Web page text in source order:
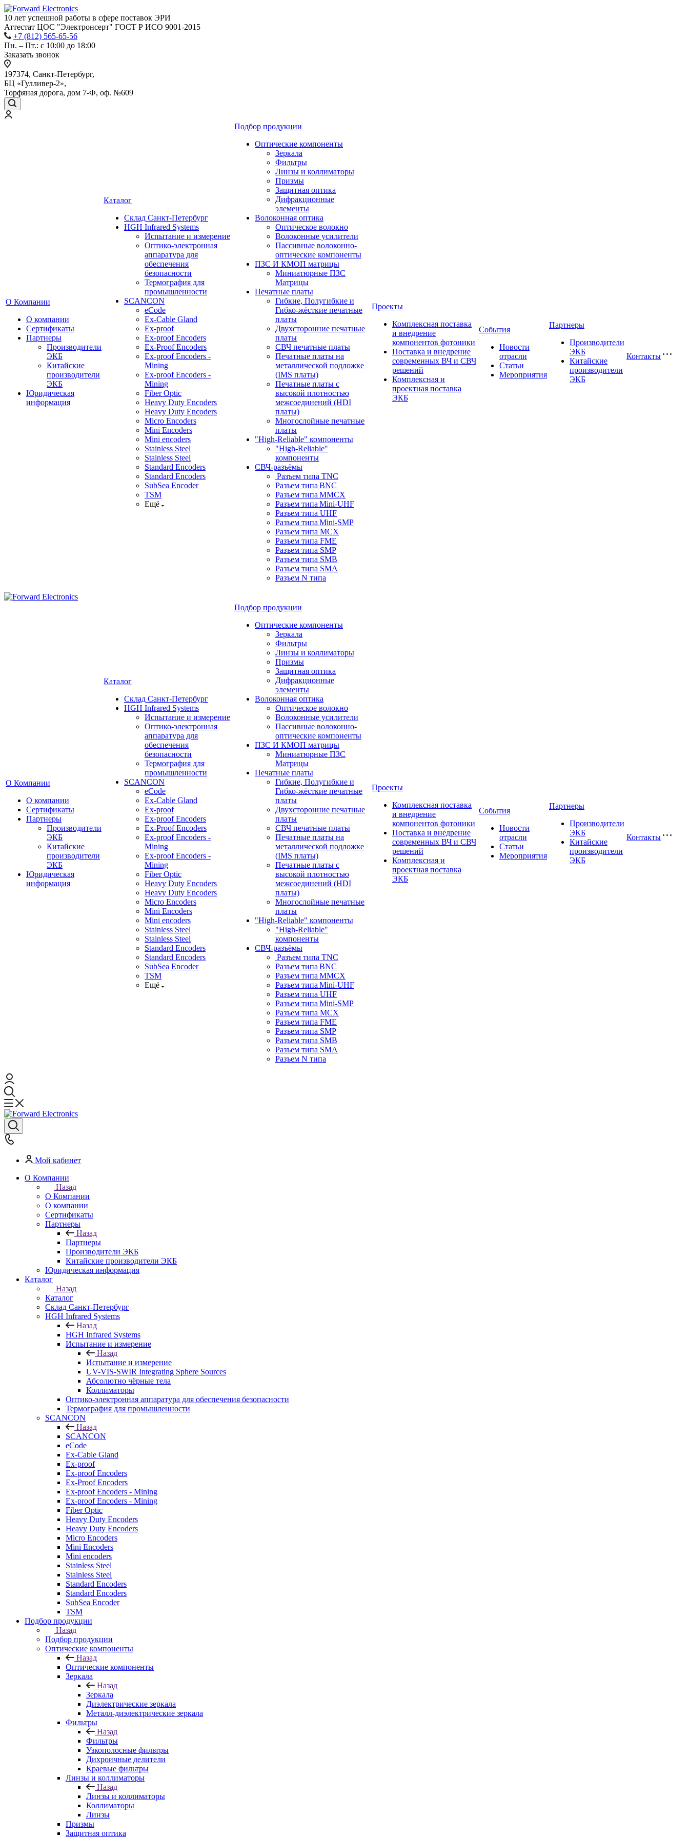
10 лет успешной работы в сфере поставок ЭРИ
Аттестат ЦОС "Электронсерт" ГОСТ Р ИСО 9001-2015
+7 (812) 565-65-56
Пн. – Пт.: с 10:00 до 18:00
Заказать звонок
197374, Санкт-Петербург,
БЦ «Гулливер-2»,
Торфяная дорога, дом 7-Ф, оф. №609
О Компании
О компании
Сертификаты
Партнеры
Производители
ЭКБ
Китайские
производители
ЭКБ
Юридическая
информация
Каталог
Cклад Санкт-Петербург
HGH Infrared Systems
Испытание и измерение
Оптико-электронная
аппаратура для
обеспечения
безопасности
Термография для
промышленности
SCANCON
eCode
Ex-Cable Gland
Ex-proof
Ex-proof Encoders
Ex-Proof Encoders
Ex-proof Encoders -
Mining
Ex-proof Encoders -
Mining
Fiber Optic
Heavy Duty Encoders
Heavy Duty Encoders
Micro Encoders
Mini Encoders
Mini encoders
Stainless Steel
Stainless Steel
Standard Encoders
Standard Encoders
SubSea Encoder
TSM
Ещё
Подбор продукции
Оптические компоненты
Зеркала
Фильтры
Линзы и коллиматоры
Призмы
Защитная оптика
Дифракционные
элементы
Волоконная оптика
Оптическое волокно
Волоконные усилители
Пассивные волоконно-
оптические компоненты
ПЗС И КМОП матрицы
Миниатюрные ПЗС
Матрицы
Печатные платы
Гибкие, Полугибкие и
Гибко-жёсткие печатные
платы
Двухсторонние печатные
платы
СВЧ печатные платы
Печатные платы на
металлической подложке
(IMS платы)
Печатные платы с
высокой плотностью
межсоединений (HDI
платы)
Многослойные печатные
платы
"High-Reliable" компоненты
"High-Reliable"
компоненты
СВЧ-разъёмы
Разъем типа TNC
Разъем типа BNC
Разъем типа MMCX
Разъем типа Mini-UHF
Разъем типа UHF
Разъем типа Mini-SMP
Разъем типа MCX
Разъем типа FME
Разъем типа SMP
Разъем типа SMB
Разъем типа SMA
Разъем N типа
Проекты
Комплексная поставка
и внедрение
компонентов фотоники
Поставка и внедрение
современных ВЧ и СВЧ
решений
Комплексная и
проектная поставка
ЭКБ
События
Новости
отрасли
Статьи
Мероприятия
Партнеры
Производители
ЭКБ
Китайские
производители
ЭКБ
Контакты
О Компании
О компании
Сертификаты
Партнеры
Производители
ЭКБ
Китайские
производители
ЭКБ
Юридическая
информация
Каталог
Cклад Санкт-Петербург
HGH Infrared Systems
Испытание и измерение
Оптико-электронная
аппаратура для
обеспечения
безопасности
Термография для
промышленности
SCANCON
eCode
Ex-Cable Gland
Ex-proof
Ex-proof Encoders
Ex-Proof Encoders
Ex-proof Encoders -
Mining
Ex-proof Encoders -
Mining
Fiber Optic
Heavy Duty Encoders
Heavy Duty Encoders
Micro Encoders
Mini Encoders
Mini encoders
Stainless Steel
Stainless Steel
Standard Encoders
Standard Encoders
SubSea Encoder
TSM
Ещё
Подбор продукции
Оптические компоненты
Зеркала
Фильтры
Линзы и коллиматоры
Призмы
Защитная оптика
Дифракционные
элементы
Волоконная оптика
Оптическое волокно
Волоконные усилители
Пассивные волоконно-
оптические компоненты
ПЗС И КМОП матрицы
Миниатюрные ПЗС
Матрицы
Печатные платы
Гибкие, Полугибкие и
Гибко-жёсткие печатные
платы
Двухсторонние печатные
платы
СВЧ печатные платы
Печатные платы на
металлической подложке
(IMS платы)
Печатные платы с
высокой плотностью
межсоединений (HDI
платы)
Многослойные печатные
платы
"High-Reliable" компоненты
"High-Reliable"
компоненты
СВЧ-разъёмы
Разъем типа TNC
Разъем типа BNC
Разъем типа MMCX
Разъем типа Mini-UHF
Разъем типа UHF
Разъем типа Mini-SMP
Разъем типа MCX
Разъем типа FME
Разъем типа SMP
Разъем типа SMB
Разъем типа SMA
Разъем N типа
Проекты
Комплексная поставка
и внедрение
компонентов фотоники
Поставка и внедрение
современных ВЧ и СВЧ
решений
Комплексная и
проектная поставка
ЭКБ
События
Новости
отрасли
Статьи
Мероприятия
Партнеры
Производители
ЭКБ
Китайские
производители
ЭКБ
Контакты
Мой кабинет
О Компании
Назад
О Компании
О компании
Сертификаты
Партнеры
Назад
Партнеры
Производители ЭКБ
Китайские производители ЭКБ
Юридическая информация
Каталог
Назад
Каталог
Cклад Санкт-Петербург
HGH Infrared Systems
Назад
HGH Infrared Systems
Испытание и измерение
Назад
Испытание и измерение
UV-VIS-SWIR Integrating Sphere Sources
Абсолютно чёрные тела
Коллиматоры
Оптико-электронная аппаратура для обеспечения безопасности
Термография для промышленности
SCANCON
Назад
SCANCON
eCode
Ex-Cable Gland
Ex-proof
Ex-proof Encoders
Ex-Proof Encoders
Ex-proof Encoders - Mining
Ex-proof Encoders - Mining
Fiber Optic
Heavy Duty Encoders
Heavy Duty Encoders
Micro Encoders
Mini Encoders
Mini encoders
Stainless Steel
Stainless Steel
Standard Encoders
Standard Encoders
SubSea Encoder
TSM
Подбор продукции
Назад
Подбор продукции
Оптические компоненты
Назад
Оптические компоненты
Зеркала
Назад
Зеркала
Диэлектрические зеркала
Металл-диэлектрические зеркала
Фильтры
Назад
Фильтры
Узкополосные фильтры
Дихроичные делители
Краевые фильтры
Линзы и коллиматоры
Назад
Линзы и коллиматоры
Коллиматоры
Линзы
Призмы
Защитная оптика